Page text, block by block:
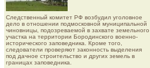
Следственный комитет РФ возбудил уголовное
дело в отношении подмосковной муниципальной
чиновницы, подозреваемой в захвате земельного
участка на территории Бородинского военно-
исторического заповедника. Кроме того,
следователи проверяют законность выделения
под дачное строительство и других земель в
границах заповедника.